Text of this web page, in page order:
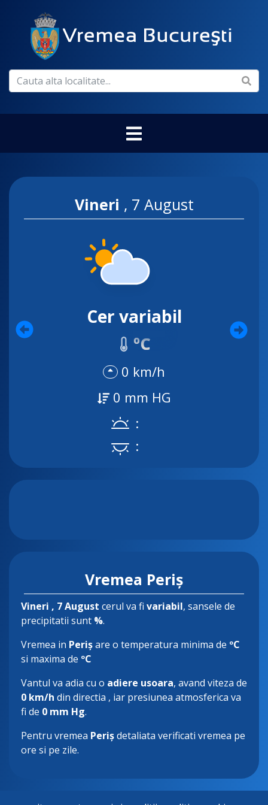
Vineri , 7 August
Cer variabil
ºC
0 km/h
0 mm HG
:
:
Vremea Periș
Vineri , 7 August cerul va fi variabil, sansele de
precipitatii sunt %.
Vremea in Perișare o temperatura minima de ºC
si maxima de ºC
Vantul va adia cu o adiere usoara, avand viteza de
0 km/h din directia , iar presiunea atmosferica va
fi de 0 mm Hg.
Pentru vremea Perișdetaliata verificati vremea pe
ore si pe zile.